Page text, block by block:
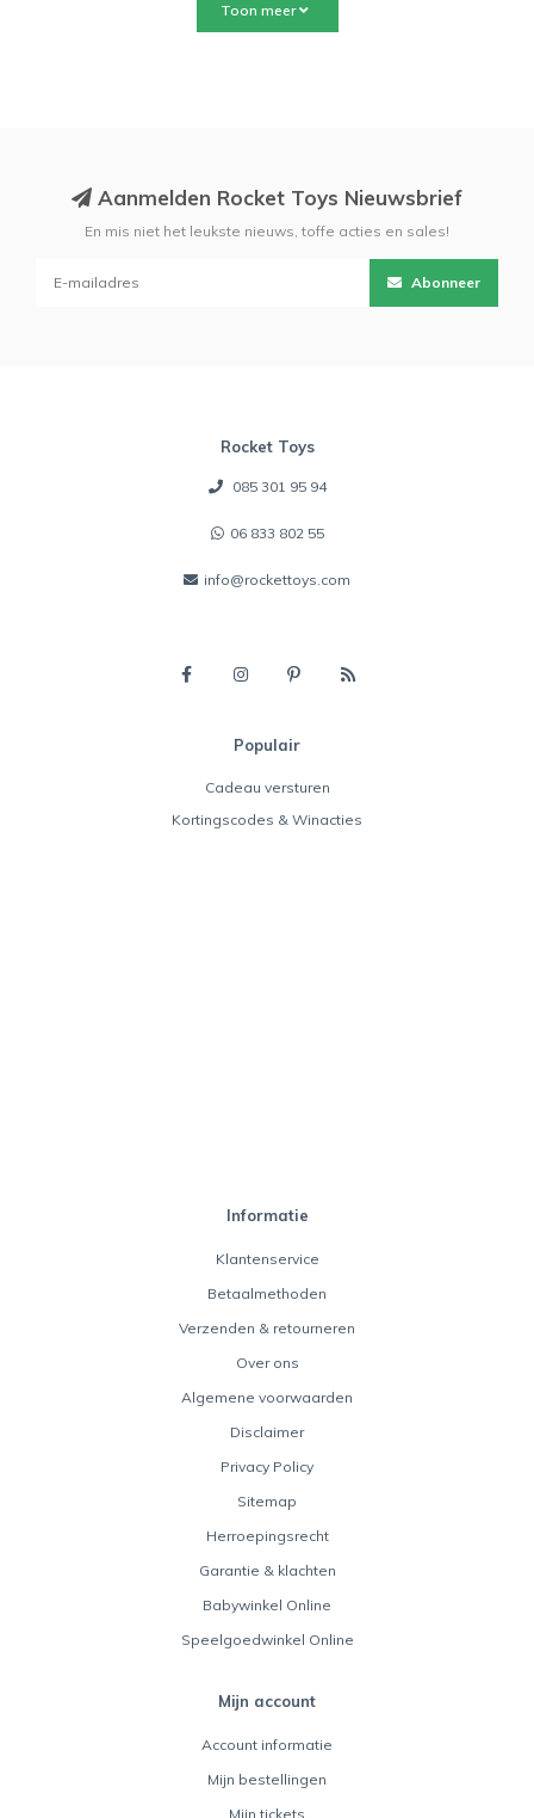
Toon meer
Aanmelden Rocket Toys Nieuwsbrief
En mis niet het leukste nieuws, toffe acties en sales!
Abonneer
Rocket Toys
085 301 95 94
06 833 802 55
info@rockettoys.com
Populair
Cadeau versturen
Kortingscodes & Winacties
Informatie
Klantenservice
Betaalmethoden
Verzenden & retourneren
Over ons
Algemene voorwaarden
Disclaimer
Privacy Policy
Sitemap
Herroepingsrecht
Garantie & klachten
Babywinkel Online
Speelgoedwinkel Online
Mijn account
Account informatie
Mijn bestellingen
Mijn tickets